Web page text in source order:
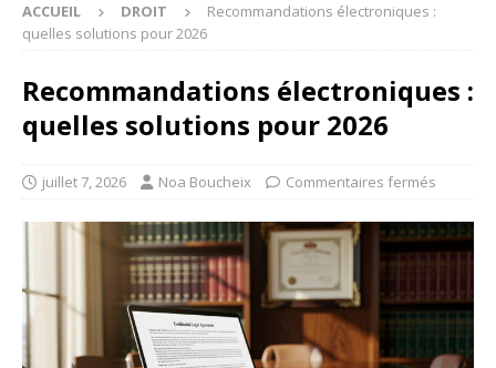
ACCUEIL DROIT
Recommandations électroniques :
quelles solutions pour 2026
Recommandations électroniques :
quelles solutions pour 2026
juillet 7, 2026 Noa Boucheix Commentaires fermés